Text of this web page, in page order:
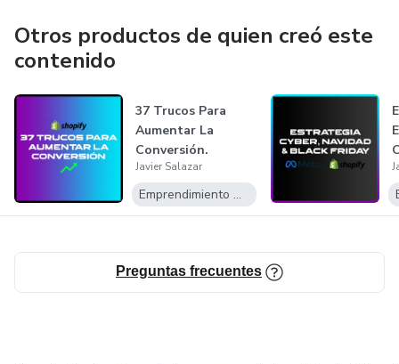
Hoy emprender esta rudo y sé que lo que necesitas es una
guía paso a paso de como seguir avanzando.
Para eso cuenta conmigo y únete a la comunidad.
Nos vemos allá.
Javier.
Otros productos de quien creó este
contenido
37 Trucos Para
Aumentar La
Conversión.
Javier Salazar
Emprendimiento Digital
Preguntas frecuentes